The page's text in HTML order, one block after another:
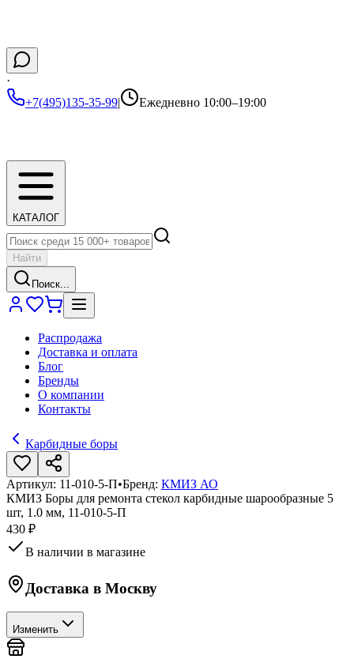
·
+7(495)135-35-99| Ежедневно 10:00–19:00
КАТАЛОГ
Найти
Поиск...
Распродажа
Доставка и оплата
Блог
Бренды
О компании
Контакты
Карбидные боры
Артикул: 11-010-5-П•Бренд: КМИЗ АО
КМИЗ Боры для ремонта стекол карбидные шарообразные 5
шт, 1.0 мм, 11-010-5-П
430 ₽
В наличии в магазине
Доставка в Москву
Изменить